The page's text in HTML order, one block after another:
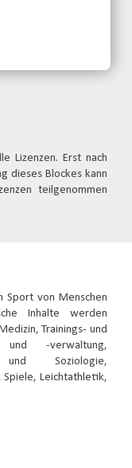
Lizenzen. Erst nach
dieses Blockes kann
teilgenommen
Sport von Menschen
Inhalte werden
Trainings- und
und -verwaltung,
und Soziologie,
Spiele, Leichtathletik,